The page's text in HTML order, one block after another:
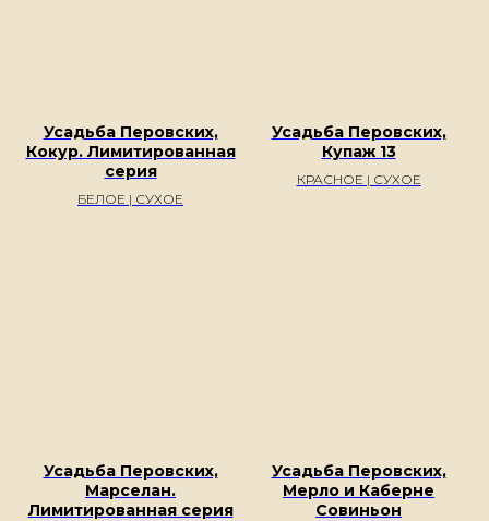
Усадьба Перовских,
Кокур. Лимитированная
серия
БЕЛОЕ | СУХОЕ
Усадьба Перовских,
Купаж 13
КРАСНОЕ | СУХОЕ
Усадьба Перовских,
Марселан.
Лимитированная серия
Усадьба Перовских,
Мерло и Каберне
Совиньон